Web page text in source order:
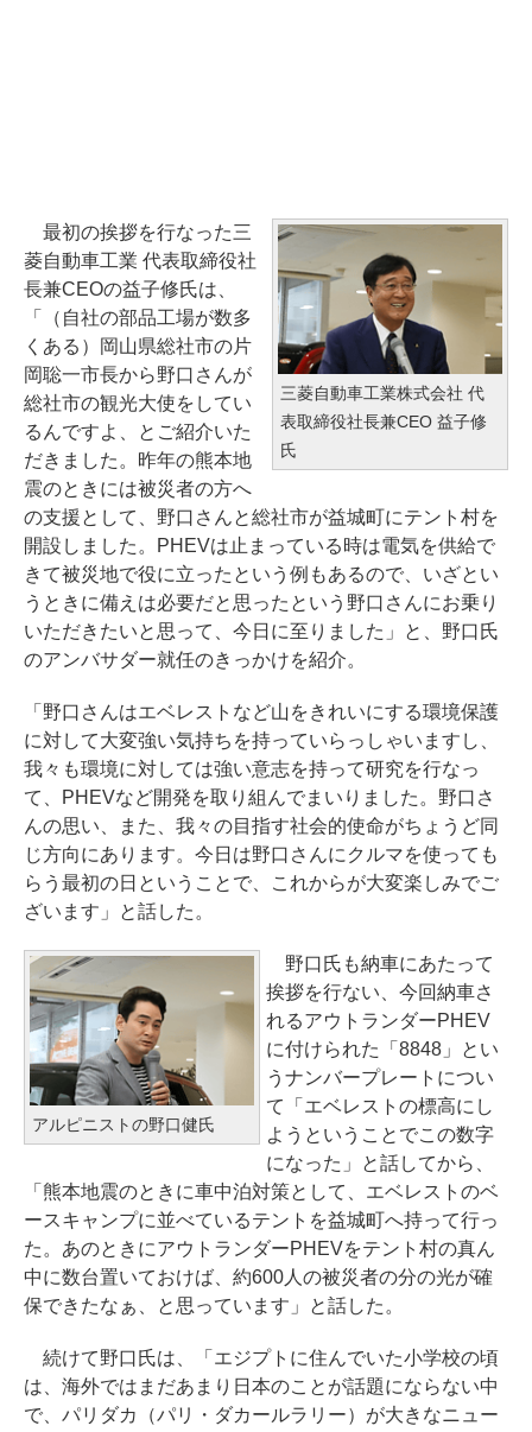
三菱自動車工業株式会社 代
表取締役社長兼CEO 益子修
氏
最初の挨拶を行なった三
菱自動車工業 代表取締役社
長兼CEOの益子修氏は、
「（自社の部品工場が数多
くある）岡山県総社市の片
岡聡一市長から野口さんが
総社市の観光大使をしてい
るんですよ、とご紹介いた
だきました。昨年の熊本地
震のときには被災者の方へ
の支援として、野口さんと総社市が益城町にテント村を
開設しました。PHEVは止まっている時は電気を供給で
きて被災地で役に立ったという例もあるので、いざとい
うときに備えは必要だと思ったという野口さんにお乗り
いただきたいと思って、今日に至りました」と、野口氏
のアンバサダー就任のきっかけを紹介。
「野口さんはエベレストなど山をきれいにする環境保護
に対して大変強い気持ちを持っていらっしゃいますし、
我々も環境に対しては強い意志を持って研究を行なっ
て、PHEVなど開発を取り組んでまいりました。野口さ
んの思い、また、我々の目指す社会的使命がちょうど同
じ方向にあります。今日は野口さんにクルマを使っても
らう最初の日ということで、これからが大変楽しみでご
ざいます」と話した。
アルピニストの野口健氏
野口氏も納車にあたって
挨拶を行ない、今回納車さ
れるアウトランダーPHEV
に付けられた「8848」とい
うナンバープレートについ
て「エベレストの標高にし
ようということでこの数字
になった」と話してから、
「熊本地震のときに車中泊対策として、エベレストのベ
ースキャンプに並べているテントを益城町へ持って行っ
た。あのときにアウトランダーPHEVをテント村の真ん
中に数台置いておけば、約600人の被災者の分の光が確
保できたなぁ、と思っています」と話した。
続けて野口氏は、「エジプトに住んでいた小学校の頃
は、海外ではまだあまり日本のことが話題にならない中
で、パリダカ（パリ・ダカールラリー）が大きなニュー